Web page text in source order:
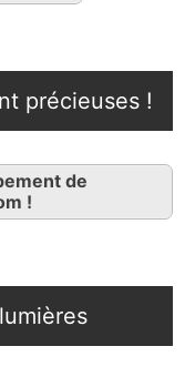
précieuses !
de
!